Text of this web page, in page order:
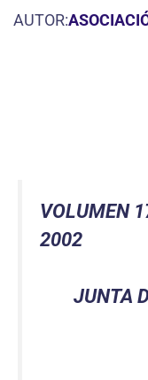
AUTOR:
VOLUMEN
2002
JUNTA